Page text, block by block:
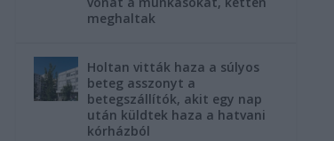
meghaltak
Holtan vitták haza a súlyos
beteg asszonyt a
betegszállítók, akit egy nap
után küldtek haza a hatvani
kórházból